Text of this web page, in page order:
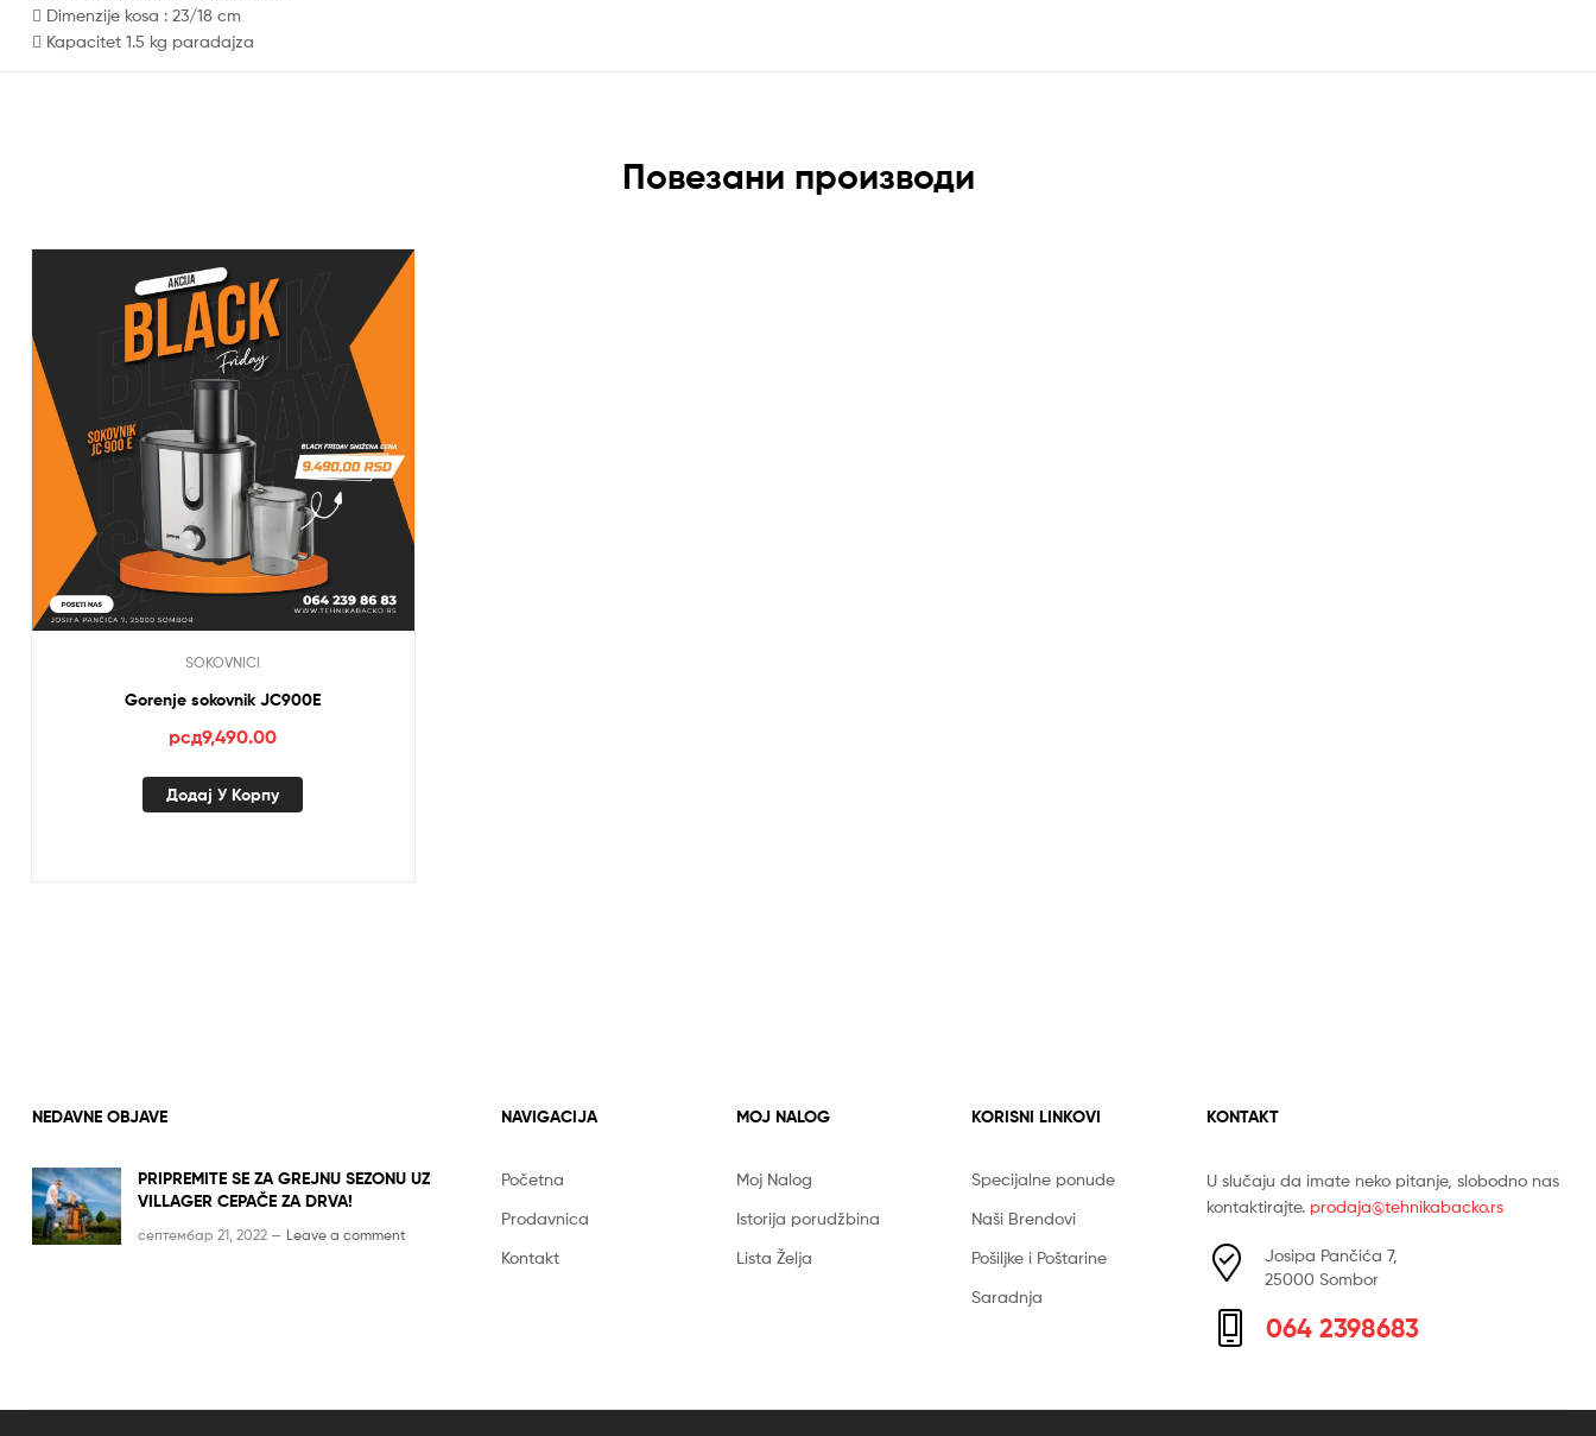
 Dimenzije kosa : 23/18 cm
 Kapacitet 1.5 kg paradajza
Повезани производи
SOKOVNICI
Gorenje sokovnik JC900E
рсд9,490.00
Додај У Корпу
NEDAVNE OBJAVE
PRIPREMITE SE ZA GREJNU SEZONU UZ
VILLAGER CEPAČE ZA DRVA!
септембар 21, 2022 — Leave a comment
NAVIGACIJA
Početna
Prodavnica
Kontakt
MOJ NALOG
Moj Nalog
Istorija porudžbina
Lista Želja
KORISNI LINKOVI
Specijalne ponude
Naši Brendovi
Pošiljke i Poštarine
Saradnja
KONTAKT
U slučaju da imate neko pitanje, slobodno nas
kontaktirajte. prodaja@tehnikabacko.rs
Josipa Pančića 7,
25000 Sombor
064 2398683